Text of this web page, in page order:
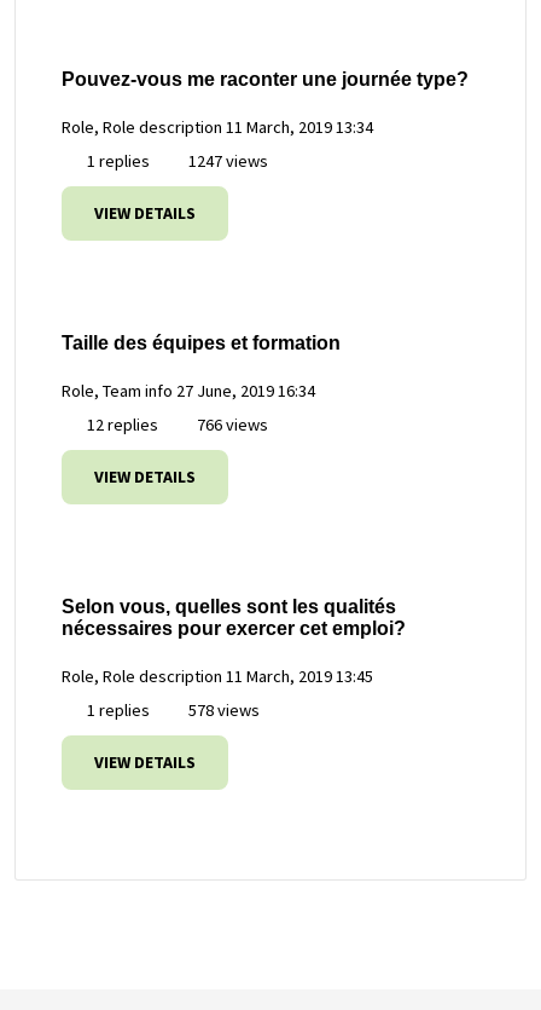
Pouvez-vous me raconter une journée type?
Role, Role description 11 March, 2019 13:34
1 replies
1247 views
VIEW DETAILS
Taille des équipes et formation
Role, Team info 27 June, 2019 16:34
12 replies
766 views
VIEW DETAILS
Selon vous, quelles sont les qualités
nécessaires pour exercer cet emploi?
Role, Role description 11 March, 2019 13:45
1 replies
578 views
VIEW DETAILS